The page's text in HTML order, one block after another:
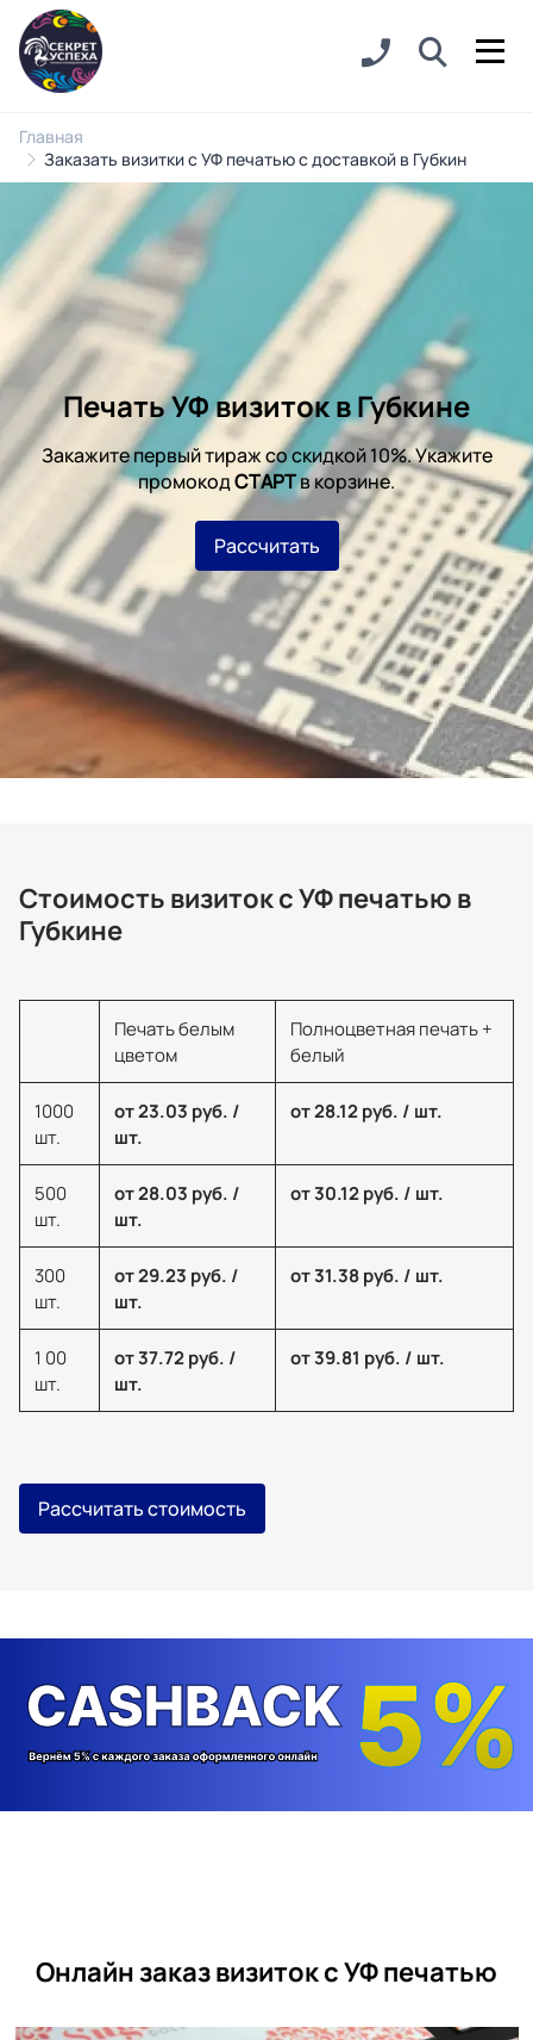
Главная
Заказать визитки с УФ печатью с доставкой в Губкин
Печать УФ визиток в Губкине
Закажите первый тираж со скидкой 10%. Укажите
промокодСТАРТв корзине.
Рассчитать
Стоимость визиток с УФ печатью в
Губкине
Печать белым
цветом
Полноцветная печать +
белый
1000
шт.
от 23.03 руб. /
шт.
от 28.12 руб. / шт.
500
шт.
от 28.03 руб. /
шт.
от 30.12 руб. / шт.
300
шт.
от 29.23 руб. /
шт.
от 31.38 руб. / шт.
1 00
шт.
от 37.72 руб. /
шт.
от 39.81 руб. / шт.
Рассчитать стоимость
Онлайн заказ визиток с УФ печатью